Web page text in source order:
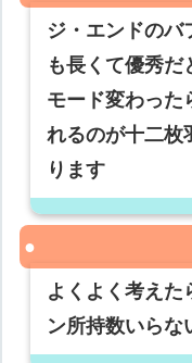
ジ・エンドのバ
も長くて優秀だ
モード変わった
れるのが十二枚
ります
よくよく考えた
ン所持数いら